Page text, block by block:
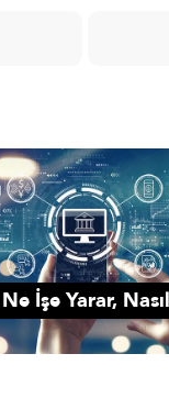
İşe Yarar,